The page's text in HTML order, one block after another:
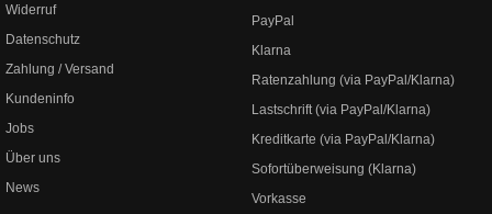
Widerruf
Datenschutz
Zahlung / Versand
Kundeninfo
Jobs
Über uns
News
PayPal
Klarna
Ratenzahlung (via PayPal/Klarna)
Lastschrift (via PayPal/Klarna)
Kreditkarte (via PayPal/Klarna)
Sofortüberweisung (Klarna)
Vorkasse